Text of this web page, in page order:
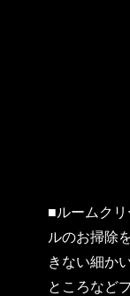
■ルームク
ルのお掃除
きない細か
ところなど